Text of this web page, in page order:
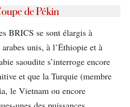
de Pékin
BRICS se sont élargis à
unis, à l’Éthiopie et à
saoudite s’interroge encore
et que la Turquie (membre
le Vietnam ou encore